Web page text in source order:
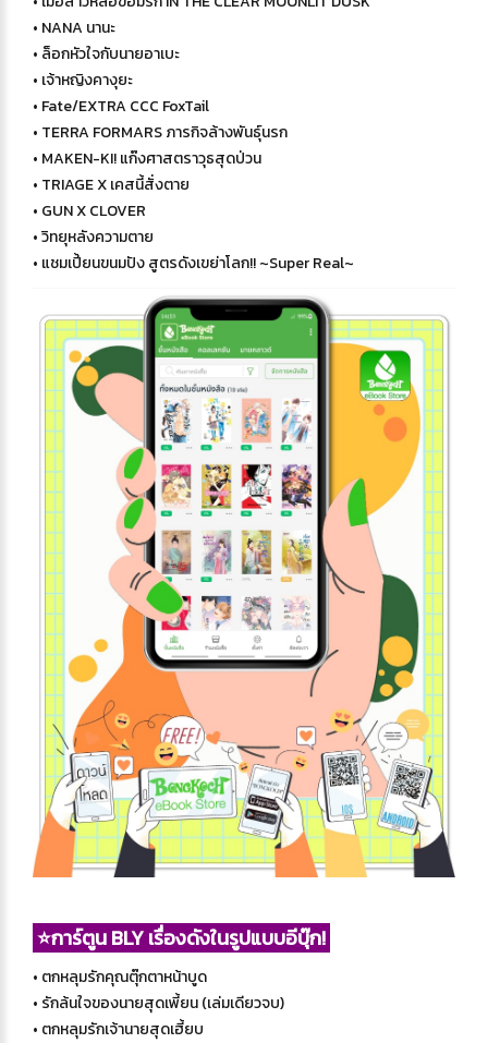
• NANA นานะ
• ล็อกหัวใจกับนายอาเบะ
• เจ้าหญิงคางุยะ
• Fate/EXTRA CCC FoxTail
• TERRA FORMARS ภารกิจล้างพันธุ์นรก
• MAKEN-KI! แก๊งศาสตราวุธสุดป่วน
• TRIAGE X เคสนี้สั่งตาย
• GUN X CLOVER
• วิทยุหลังความตาย
• แชมเปี้ยนขนมปัง สูตรดังเขย่าโลก!! ~Super Real~
⭐การ์ตูน BLY เรื่องดังในรูปแบบอีบุ๊ก!
• ตกหลุมรักคุณตุ๊กตาหน้าบูด
• รักล้นใจของนายสุดเพี้ยน (เล่มเดียวจบ)
• ตกหลุมรักเจ้านายสุดเฮี้ยบ